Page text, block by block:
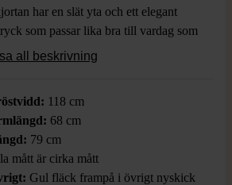
har en slät yta och ett elegant
som passar lika bra till vardag som
tillfällen. Neutral passform
all beskrivning
118 cm
68 cm
79 cm
mått är cirka mått
Gul fläck frampå i övrigt nyskick